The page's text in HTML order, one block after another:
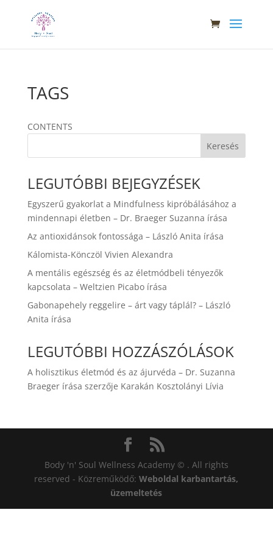
TAGS
CONTENTS
Keresés
LEGUTÓBBI BEJEGYZÉSEK
Egyszerű gyakorlat a Mindfulness kipróbálásához a
mindennapi életben – Dr. Braeger Suzanna írása
Az antioxidánsok fontossága – László Anita írása
Kálomista-Könczöl Vivien Alexandra
A mentális egészség és az életmódbeli tényezők
kapcsolata – Weltzien Picabo írása
Gabonapehely reggelire – árt vagy táplál? – László
Anita írása
LEGUTÓBBI HOZZÁSZÓLÁSOK
A holisztikus életmód és az ájurvéda – Dr. Suzanna
Braeger írása szerzője Karakán Kosztolányi Lívia
Body 'n' Soul Wellness Academy © . All rights
reserved - Közreműködő:Weboldal karbantartás,
üzemeltetés